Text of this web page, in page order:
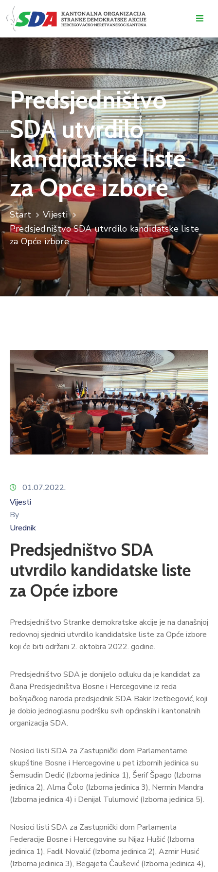
NAMA
DOGAĐAJI
VIJESTI
KONTAKT
Predsjedništvo
SDA utvrdilo
kandidatske liste
za Opće izbore
Start
Vijesti
Predsjedništvo SDA utvrdilo kandidatske liste
za Opće izbore
01.07.2022.
Vijesti
By
Urednik
Predsjedništvo SDA
utvrdilo kandidatske liste
za Opće izbore
Predsjedništvo Stranke demokratske akcije je na današnjoj
redovnoj sjednici utvrdilo kandidatske liste za Opće izbore
koji će biti održani 2. oktobra 2022. godine.
Predsjedništvo SDA je donijelo odluku da je kandidat za
člana Predsjedništva Bosne i Hercegovine iz reda
bošnjačkog naroda predsjednik SDA Bakir Izetbegović, koji
je dobio jednoglasnu podršku svih općinskih i kantonalnih
organizacija SDA.
Nosioci listi SDA za Zastupnički dom Parlamentarne
skupštine Bosne i Hercegovine u pet izbornih jedinica su
Šemsudin Dedić (Izborna jedinica 1), Šerif Špago (Izborna
jedinica 2), Alma Čolo (Izborna jedinica 3), Nermin Mandra
(Izborna jedinica 4) i Denijal Tulumović (Izborna jedinica 5).
Nosioci listi SDA za Zastupnički dom Parlamenta
Federacije Bosne i Hercegovine su Nijaz Hušić (Izborna
jedinica 1), Fadil Novalić (Izborna jedinica 2), Azmir Husić
(Izborna jedinica 3), Begajeta Čaušević (Izborna jedinica 4),